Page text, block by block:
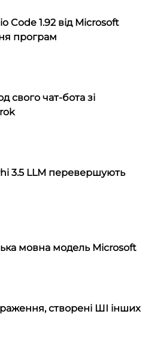
Code 1.92 від Microsoft
програм
свого чат-бота зі
3.5 LLM перевершують
мовна модель Microsoft
створені ШІ інших